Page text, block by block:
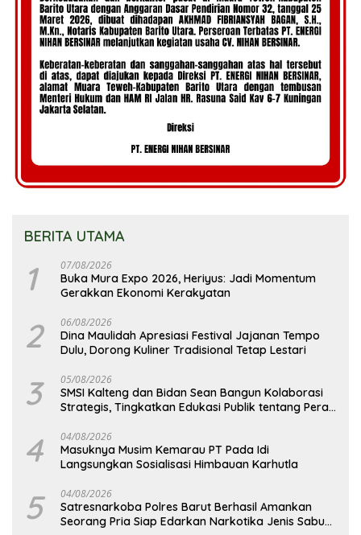
BERITA UTAMA
1 07/08/2026
Buka Mura Expo 2026, Heriyus: Jadi Momentum
Gerakkan Ekonomi Kerakyatan
2 06/08/2026
Dina Maulidah Apresiasi Festival Jajanan Tempo
Dulu, Dorong Kuliner Tradisional Tetap Lestari
3 05/08/2026
SMSI Kalteng dan Bidan Sean Bangun Kolaborasi
Strategis, Tingkatkan Edukasi Publik tentang Peran
4 04/08/2026
Masuknya Musim Kemarau PT Pada Idi
Langsungkan Sosialisasi Himbauan Karhutla
5 04/08/2026
Satresnarkoba Polres Barut Berhasil Amankan
Seorang Pria Siap Edarkan Narkotika Jenis Sabu